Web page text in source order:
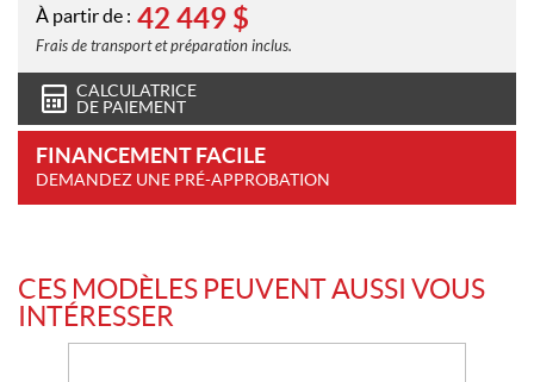
À partir de : 42 449 $
Frais de transport et préparation inclus.
CALCULATRICE
DE PAIEMENT
FINANCEMENT FACILE
DEMANDEZ UNE PRÉ-APPROBATION
CES MODÈLES PEUVENT AUSSI VOUS
INTÉRESSER